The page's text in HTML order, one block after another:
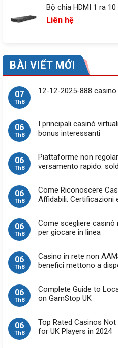
Bộ chia HDMI 1 ra 10
Liên hệ
BÀI VIẾT MỚI
07
Th8
12-12-2025-888
06
Th8
I principali casinò
bonus interessanti
06
Th8
Piattaforme non
versamento rapido:
06
Th8
Come Riconoscere
Affidabili: Certificazioni
06
Th8
Come scegliere casinò
per giocare in linea
06
Th8
Casino in rete non
benefici mettono a
06
Th8
Complete Guide to
on GamStop UK
06
Th8
Top Rated Casinos
for UK Players in 2024